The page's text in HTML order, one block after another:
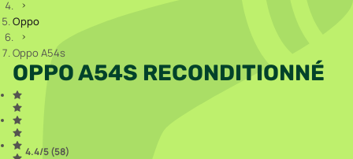
Oppo
Oppo A54s
OPPO A54S RECONDITIONNÉ
4.4/5 (58)